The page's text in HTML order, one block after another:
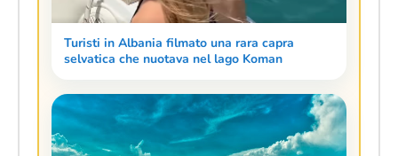
Turisti in Albania filmato una rara capra
selvatica che nuotava nel lago Koman